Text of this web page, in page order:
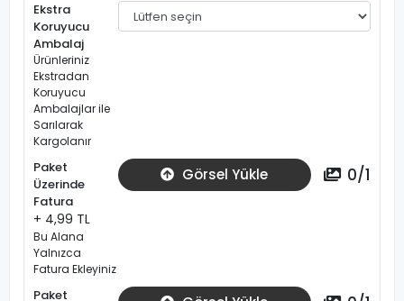
Ekstra
Koruyucu
Ambalaj
Ürünleriniz
Ekstradan
Koruyucu
Ambalajlar ile
Sarılarak
Kargolanır
Paket
Üzerinde
Fatura
+ 4,99 TL
Bu Alana
Yalnızca
Fatura Ekleyiniz
Görsel Yükle 0/1
Paket